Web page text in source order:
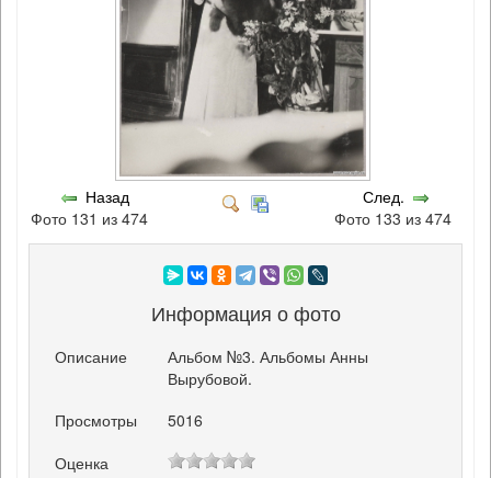
Назад
Фото 131 из 474
След.
Фото 133 из 474
Информация о фото
Описание
Альбом №3. Альбомы Анны
Вырубовой.
Просмотры
5016
Оценка